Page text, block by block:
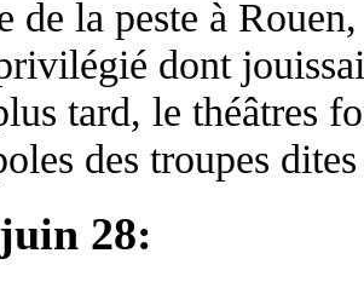
de la peste à
dont
tard, le théâtres
des troupes
28: